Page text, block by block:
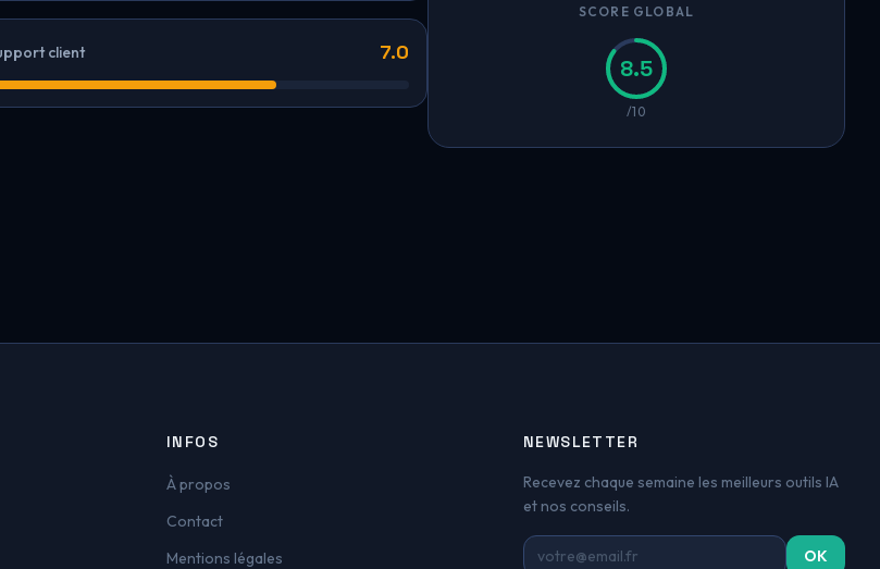
client 7.0
SCORE GLOBAL
8.5
/10
INFOS
À propos
Contact
Mentions légales
NEWSLETTER
Recevez chaque semaine les meilleurs outils IA
et nos conseils.
Adresse email OK